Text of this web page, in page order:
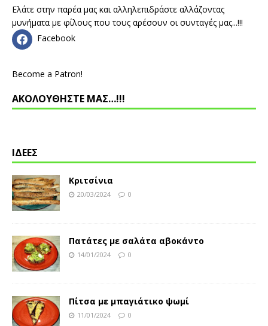
Ελάτε στην παρέα μας και αλληλεπιδράστε αλλάζοντας
μυνήματα με φίλους που τους αρέσουν οι συνταγές μας...!!!
Facebook
Become a Patron!
ΑΚΟΛΟΥΘΗΣΤΕ ΜΑΣ…!!!
ΙΔΕΕΣ
Κριτσίνια
20/03/2024 0
Πατάτες με σαλάτα αβοκάντο
14/01/2024 0
Πίτσα με μπαγιάτικο ψωμί
11/01/2024 0